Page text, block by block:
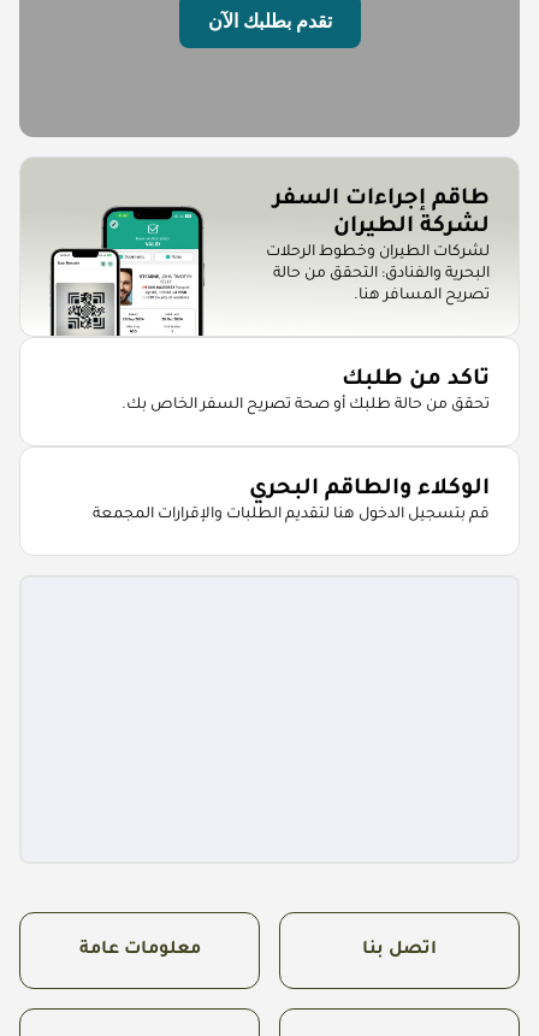
تقدم بطلبك الآن
طاقم إجراءات السفر
لشركة الطيران
لشركات الطيران وخطوط الرحلات
البحرية والفنادق: التحقق من حالة
تصريح المسافر هنا.
تاكد من طلبك
تحقق من حالة طلبك أو صحة تصريح السفر الخاص بك.
الوكلاء والطاقم البحري
قم بتسجيل الدخول هنا لتقديم الطلبات والإقرارات المجمعة
اتصل بنا معلومات عامة